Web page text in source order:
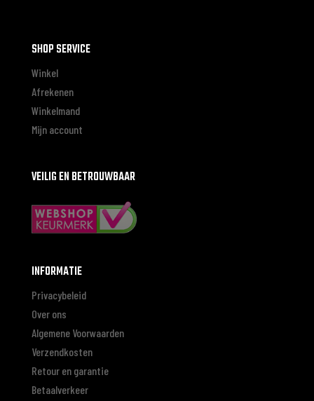
SHOP SERVICE
Winkel
Afrekenen
Winkelmand
Mijn account
VEILIG EN BETROUWBAAR
INFORMATIE
Privacybeleid
Over ons
Algemene Voorwaarden
Verzendkosten
Retour en garantie
Betaalverkeer